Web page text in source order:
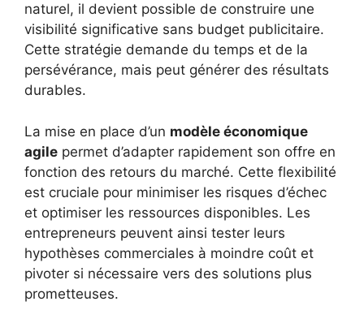
naturel, il devient possible de construire une
visibilité significative sans budget publicitaire.
Cette stratégie demande du temps et de la
persévérance, mais peut générer des résultats
durables.
La mise en place d’un modèle économique
agile permet d’adapter rapidement son offre en
fonction des retours du marché. Cette flexibilité
est cruciale pour minimiser les risques d’échec
et optimiser les ressources disponibles. Les
entrepreneurs peuvent ainsi tester leurs
hypothèses commerciales à moindre coût et
pivoter si nécessaire vers des solutions plus
prometteuses.